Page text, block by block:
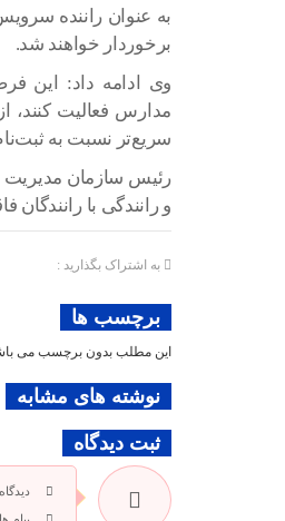
برخوردار خواهند شد.
وی ادامه داد: این
مدارس فعالیت کنند،
سریع‌تر نسبت به
رئیس سازمان مدیریت
و رانندگی با
به اشتراک بگذارید :
برچسب ها
این مطلب بدون برچسب می
نوشته های مشابه
ثبت دیدگاه